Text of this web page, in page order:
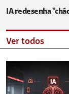
IA redesenha
Ver todos